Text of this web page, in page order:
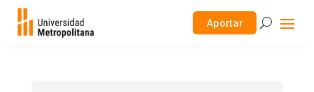
Aportar